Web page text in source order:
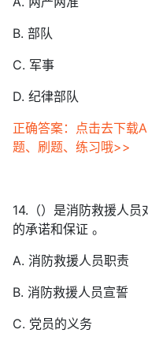
B. 部队
C. 军事
D. 纪律部队
正确答案：点击去下载
题、刷题、练习哦>>
14.（）是消防救援人
的承诺和保证 。
A. 消防救援人员职责
B. 消防救援人员宣誓
C. 党员的义务